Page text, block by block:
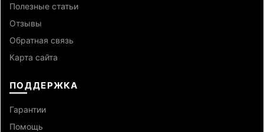
Полезные статьи
Отзывы
Обратная связь
Карта сайта
ПОДДЕРЖКА
Гарантии
Помощь